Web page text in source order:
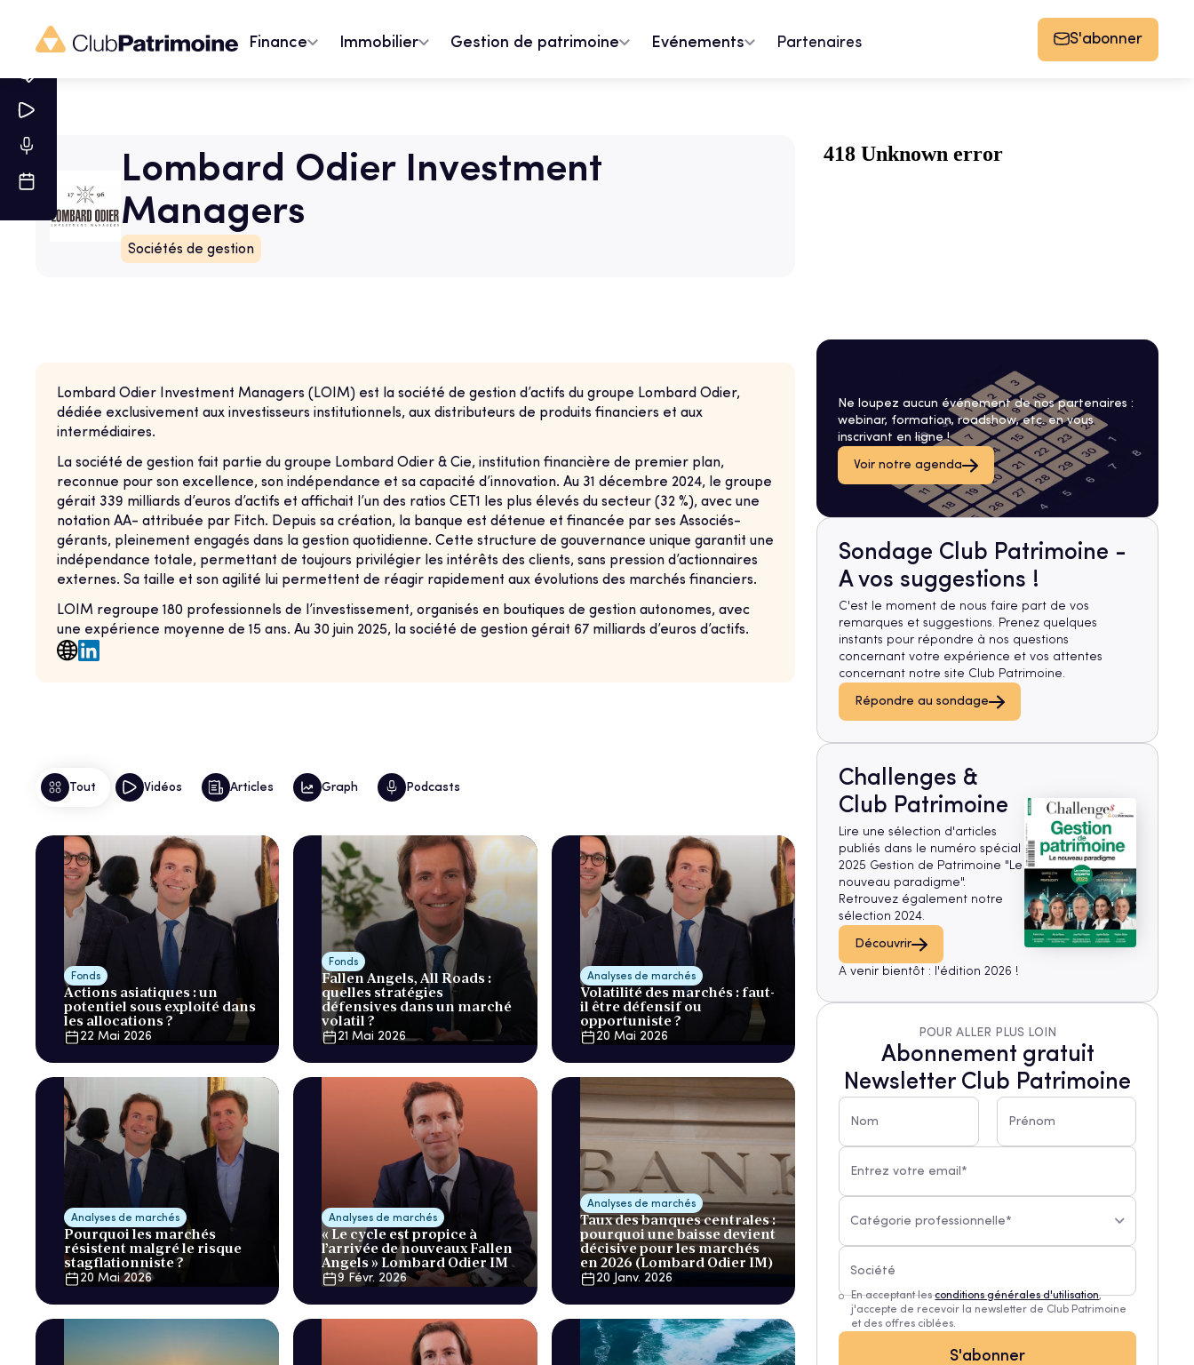
Finance Immobilier Gestion de patrimoine Evénements Partenaires S'abonner
Lombard Odier Investment
Managers
Sociétés de gestion
Lombard Odier Investment Managers (LOIM) est la société de gestion d’actifs du groupe Lombard Odier,
dédiée exclusivement aux investisseurs institutionnels, aux distributeurs de produits financiers et aux
intermédiaires.
La société de gestion fait partie du groupe Lombard Odier & Cie, institution financière de premier plan,
reconnue pour son excellence, son indépendance et sa capacité d’innovation. Au 31 décembre 2024, le groupe
gérait 339 milliards d’euros d’actifs et affichait l’un des ratios CET1 les plus élevés du secteur (32 %), avec une
notation AA- attribuée par Fitch. Depuis sa création, la banque est détenue et financée par ses Associés-
gérants, pleinement engagés dans la gestion quotidienne. Cette structure de gouvernance unique garantit une
indépendance totale, permettant de toujours privilégier les intérêts des clients, sans pression d’actionnaires
externes. Sa taille et son agilité lui permettent de réagir rapidement aux évolutions des marchés financiers.
LOIM regroupe 180 professionnels de l’investissement, organisés en boutiques de gestion autonomes, avec
une expérience moyenne de 15 ans. Au 30 juin 2025, la société de gestion gérait 67 milliards d’euros d’actifs.
Tout Vidéos Articles Graph Podcasts
Fonds
Actions asiatiques : un
potentiel sous exploité dans
les allocations ?
22 Mai 2026
Fonds
Fallen Angels, All Roads :
quelles stratégies
défensives dans un marché
volatil ?
21 Mai 2026
Analyses de marchés
Volatilité des marchés : faut-
il être défensif ou
opportuniste ?
20 Mai 2026
Analyses de marchés
Pourquoi les marchés
résistent malgré le risque
stagflationniste ?
20 Mai 2026
Analyses de marchés
« Le cycle est propice à
l’arrivée de nouveaux Fallen
Angels » Lombard Odier IM
9 Févr. 2026
Analyses de marchés
Taux des banques centrales :
pourquoi une baisse devient
décisive pour les marchés
en 2026 (Lombard Odier IM)
20 Janv. 2026
Ne loupez aucun événement de nos partenaires :
webinar, formation, roadshow, etc. en vous
inscrivant en ligne !
Voir notre agenda
Sondage Club Patrimoine -
A vos suggestions !
C'est le moment de nous faire part de vos
remarques et suggestions. Prenez quelques
instants pour répondre à nos questions
concernant votre expérience et vos attentes
concernant notre site Club Patrimoine.
Répondre au sondage
Challenges &
Club Patrimoine
Lire une sélection d'articles
publiés dans le numéro spécial
2025 Gestion de Patrimoine "Le
nouveau paradigme".
Retrouvez également notre
sélection 2024.
Découvrir
A venir bientôt : l'édition 2026 !
POUR ALLER PLUS LOIN
Abonnement gratuit
Newsletter Club Patrimoine
Catégorie professionnelle*
En acceptant lesconditions générales d'utilisation,
j'accepte de recevoir la newsletter de Club Patrimoine
et des offres ciblées.